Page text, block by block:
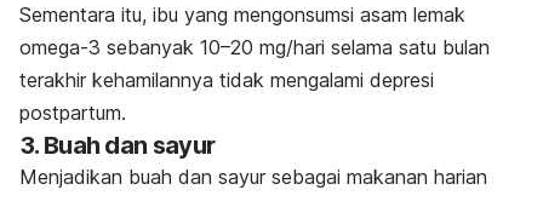
Sementara itu, ibu yang mengonsumsi asam lemak
omega-3 sebanyak 10–20 mg/hari selama satu bulan
terakhir kehamilannya tidak mengalami depresi
postpartum.
3. Buah dan sayur
Menjadikan buah dan sayur sebagai makanan harian